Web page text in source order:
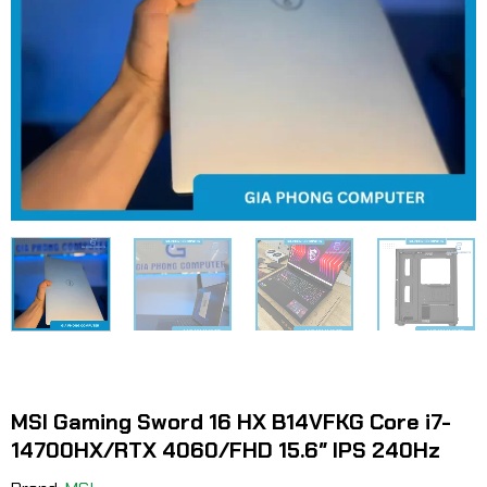
MSI Gaming Sword 16 HX B14VFKG Core i7-
14700HX/RTX 4060/FHD 15.6″ IPS 240Hz